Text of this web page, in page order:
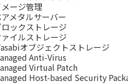
ージ管理
メタルサーバー
ックストレージ
イルストレージ
オブジェクトストレージ
Anti-Virus
Virtual Patch
Host-based Security